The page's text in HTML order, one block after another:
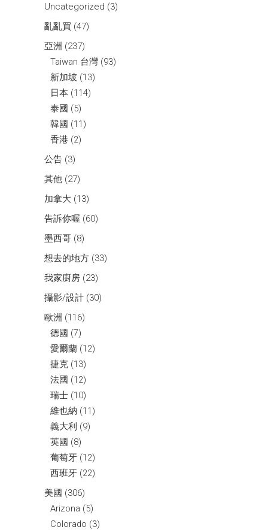
Uncategorized (3)
亂亂買 (47)
亞洲 (237)
Taiwan 台灣 (93)
新加坡 (13)
日本 (114)
泰國 (5)
韓國 (11)
香港 (2)
公告 (3)
其他 (27)
加拿大 (13)
告訴你喔 (60)
墨西哥 (8)
想去的地方 (33)
我家廚房 (23)
攝影/設計 (30)
歐洲 (116)
德國 (7)
愛爾蘭 (12)
捷克 (13)
法國 (12)
瑞士 (10)
維也納 (11)
義大利 (9)
英國 (8)
葡萄牙 (12)
西班牙 (22)
美國 (306)
Arizona (5)
Colorado (3)